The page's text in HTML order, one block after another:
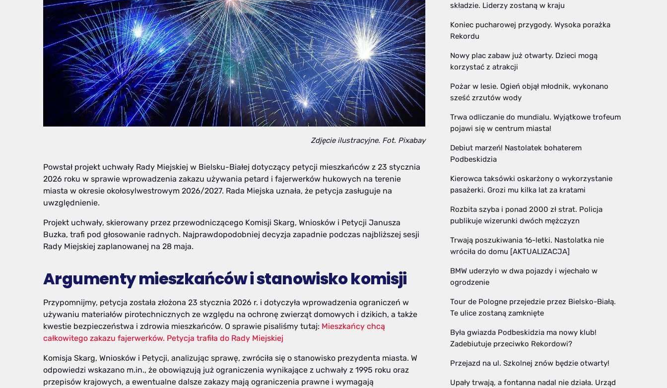
Zdjęcie ilustracyjne. Fot. Pixabay
Powstał projekt uchwały Rady Miejskiej w Bielsku-Białej dotyczący petycji mieszkańców z 23 stycznia
2026 roku w sprawie wprowadzenia zakazu używania petard i fajerwerków hukowych na terenie
miasta w okresie okołosylwestrowym 2026/2027. Rada Miejska uznała, że petycja zasługuje na
uwzględnienie.
Projekt uchwały, skierowany przez przewodniczącego Komisji Skarg, Wniosków i Petycji Janusza
Buzka, trafi pod głosowanie radnych. Najprawdopodobniej decyzja zapadnie podczas najbliższej sesji
Rady Miejskiej zaplanowanej na 28 maja.
Argumenty mieszkańców i stanowisko komisji
Przypomnijmy, petycja została złożona 23 stycznia 2026 r. i dotyczyła wprowadzenia ograniczeń w
używaniu materiałów pirotechnicznych ze względu na ochronę zwierząt domowych i dzikich, a także
kwestie bezpieczeństwa i zdrowia mieszkańców. O sprawie pisaliśmy tutaj: Mieszkańcy chcą
całkowitego zakazu fajerwerków. Petycja trafiła do Rady Miejskiej
Komisja Skarg, Wniosków i Petycji, analizując sprawę, zwróciła się o stanowisko prezydenta miasta. W
odpowiedzi wskazano m.in., że obowiązują już ograniczenia wynikające z uchwały z 1995 roku oraz
przepisów krajowych, a ewentualne dalsze zakazy mają ograniczenia prawne i wymagają
składzie. Liderzy zostaną w kraju
Koniec pucharowej przygody. Wysoka porażka
Rekordu
Nowy plac zabaw już otwarty. Dzieci mogą
korzystać z atrakcji
Pożar w lesie. Ogień objął młodnik, wykonano
sześć zrzutów wody
Trwa odliczanie do mundialu. Wyjątkowe trofeum
pojawi się w centrum miasta!
Debiut marzeń! Nastolatek bohaterem
Podbeskidzia
Kierowca taksówki oskarżony o wykorzystanie
pasażerki. Grozi mu kilka lat za kratami
Rozbita szyba i ponad 2000 zł strat. Policja
publikuje wizerunki dwóch mężczyzn
Trwają poszukiwania 16-letki. Nastolatka nie
wróciła do domu [AKTUALIZACJA]
BMW uderzyło w dwa pojazdy i wjechało w
ogrodzenie
Tour de Pologne przejedzie przez Bielsko-Białą.
Te ulice zostaną zamknięte
Była gwiazda Podbeskidzia ma nowy klub!
Zadebiutuje przeciwko Rekordowi?
Przejazd na ul. Szkolnej znów będzie otwarty!
Upały trwają, a fontanna nadal nie działa. Urząd